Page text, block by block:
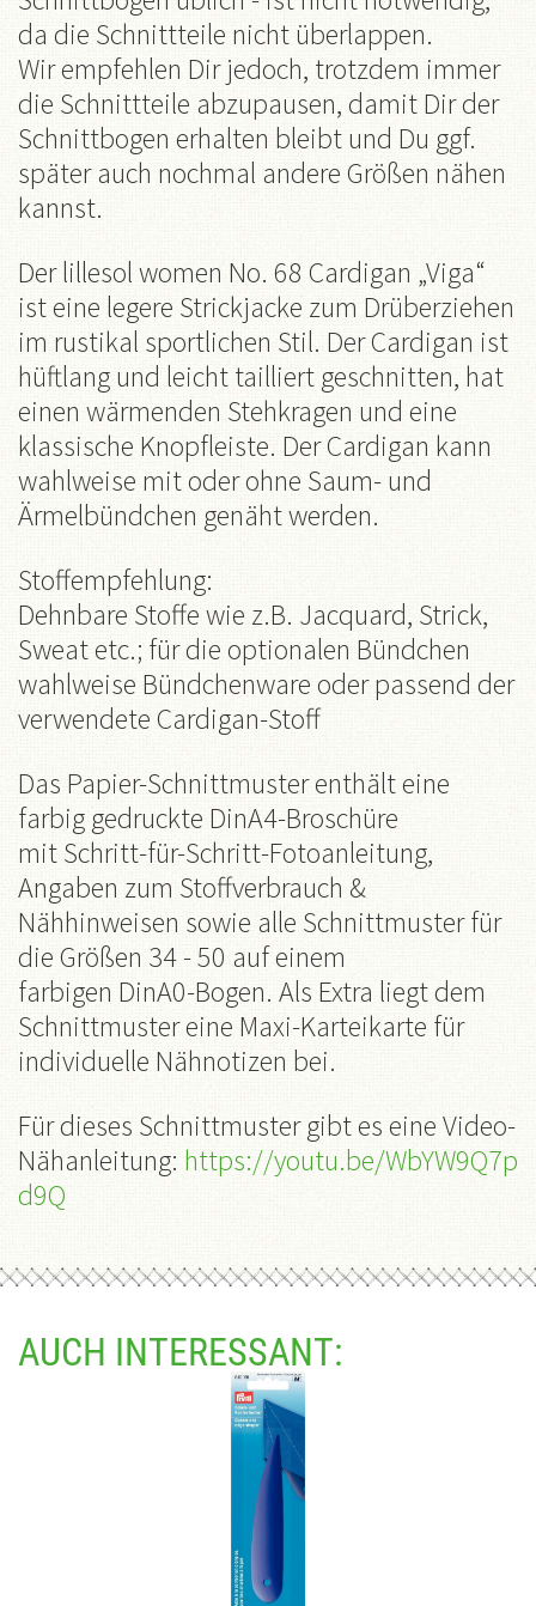
da die Schnittteile nicht überlappen.
Wir empfehlen Dir jedoch, trotzdem immer
die Schnittteile abzupausen, damit Dir der
Schnittbogen erhalten bleibt und Du ggf.
später auch nochmal andere Größen nähen
kannst.
Der lillesol women No. 68 Cardigan „Viga“
ist eine legere Strickjacke zum Drüberziehen
im rustikal sportlichen Stil. Der Cardigan ist
hüftlang und leicht tailliert geschnitten, hat
einen wärmenden Stehkragen und eine
klassische Knopfleiste. Der Cardigan kann
wahlweise mit oder ohne Saum- und
Ärmelbündchen genäht werden.
Stoffempfehlung:
Dehnbare Stoffe wie z.B. Jacquard, Strick,
Sweat etc.; für die optionalen Bündchen
wahlweise Bündchenware oder passend der
verwendete Cardigan-Stoff
Das Papier-Schnittmuster enthält eine
farbig gedruckte DinA4-Broschüre
mit Schritt-für-Schritt-Fotoanleitung,
Angaben zum Stoffverbrauch &
Nähhinweisen sowie alle Schnittmuster für
die Größen 34 - 50 auf einem
farbigen DinA0-Bogen. Als Extra liegt dem
Schnittmuster eine Maxi-Karteikarte für
individuelle Nähnotizen bei.
Für dieses Schnittmuster gibt es eine Video-
Nähanleitung: https://youtu.be/WbYW9Q7p
d9Q
AUCH INTERESSANT: